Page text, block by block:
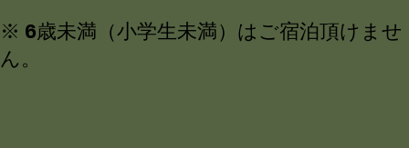
※ 6歳未満（小学生未満）はご宿泊頂けませ
ん。